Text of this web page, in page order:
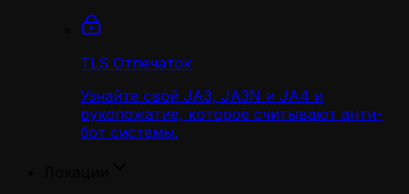
TLS Отпечаток
Узнайте свой JA3, JA3N и JA4 и
рукопожатие, которое считывают анти-
бот системы.